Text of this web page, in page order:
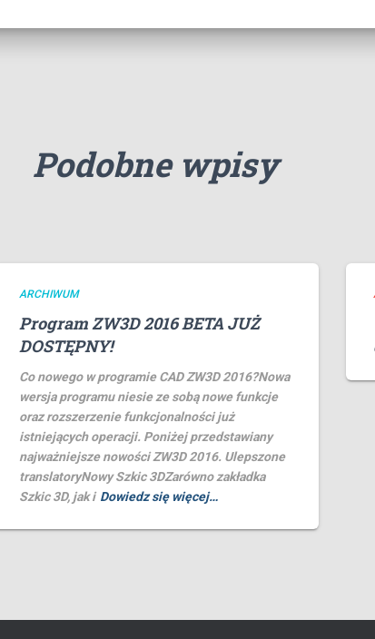
Podobne wpisy
ARCHIWUM
Program ZW3D 2016 BETA JUŻ
DOSTĘPNY!
Co nowego w programie CAD ZW3D 2016?Nowa
wersja programu niesie ze sobą nowe funkcje
oraz rozszerzenie funkcjonalności już
istniejących operacji. Poniżej przedstawiany
najważniejsze nowości ZW3D 2016. Ulepszone
translatoryNowy Szkic 3DZarówno zakładka
Szkic 3D, jak i Dowiedz się więcej…